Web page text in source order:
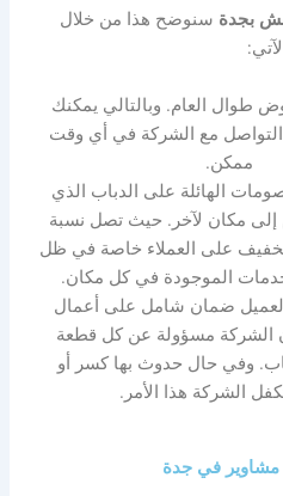
بجدة سنوضح هذا من خلال
الآتي:
طوال العام. وبالتالي يمكنك
التواصل مع الشركة في أي وقت
ممكن.
الهائلة على الدباب الذي
إلى مكان لآخر. حيث تصل نسبة
إلى 30% لتخفيف على العملاء خاصة في ظل
الموجودة في كل مكان.
ضمان شامل على أعمال
الشركة مسؤولة عن كل قطعة
وفي حال حدوث بها كسر أو
الشركة هذا الأمر.
في جدة